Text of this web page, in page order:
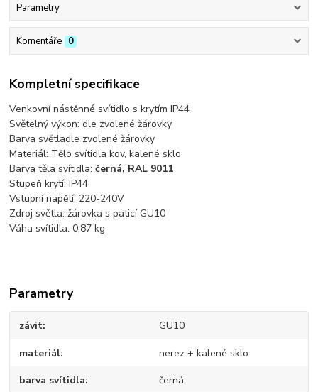
Parametry
Komentáře 0
Kompletní specifikace
Venkovní nástěnné svítidlo s krytím IP44
Světelný výkon: dle zvolené žárovky
Barva světladle zvolené žárovky
Materiál: Tělo svítidla kov, kalené sklo
Barva těla svítidla:černá, RAL 9011
Stupeň krytí: IP44
Vstupní napětí: 220-240V
Zdroj světla: žárovka s paticí GU10
Váha svítidla: 0,87 kg
Parametry
závit GU10
materiál nerez + kalené sklo
barva svítidla černá